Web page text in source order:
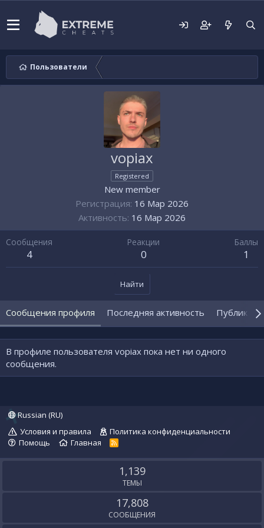
Пользователи
vopiax
Registered
New member
Регистрация 16 Мар 2026
Активность 16 Мар 2026
Сообщения
4
Реакции
0
Баллы
1
Найти
Сообщения профиля Последняя активность
В профиле пользователя vopiax пока нет ни одного
сообщения.
Russian (RU)
Условия и правила
Политика конфиденциальности
Помощь
Главная
R
S
1,139
ТЕМЫ
17,808
СООБЩЕНИЯ